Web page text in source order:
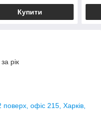
Купити
рік
офіс 215, Харків,